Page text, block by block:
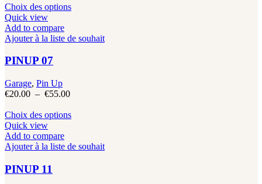
la
du
produit
prix :
€55.00
Choix des optionsCe
plusieurs
sur
la
du
produit
Quick view
Add to compare
Ajouter à la liste de souhait
PINUP 07
Garage, Pin Up
€20.00 – €55.00Plage
prix :
€55.00
Choix des optionsCe
plusieurs
Quick view
Add to compare
Ajouter à la liste de souhait
PINUP 11